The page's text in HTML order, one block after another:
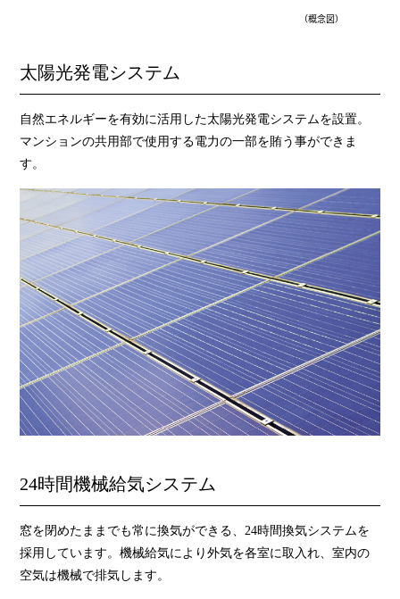
（概念図）
太陽光発電システム
自然エネルギーを有効に活用した太陽光発電システムを設置。
マンションの共用部で使用する電力の一部を賄う事ができま
す。
24時間機械給気システム
窓を閉めたままでも常に換気ができる、24時間換気システムを
採用しています。機械給気により外気を各室に取入れ、室内の
空気は機械で排気します。